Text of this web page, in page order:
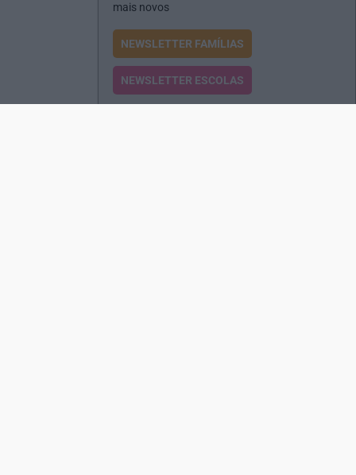
mais novos
NEWSLETTER FAMÍLIAS
NEWSLETTER ESCOLAS